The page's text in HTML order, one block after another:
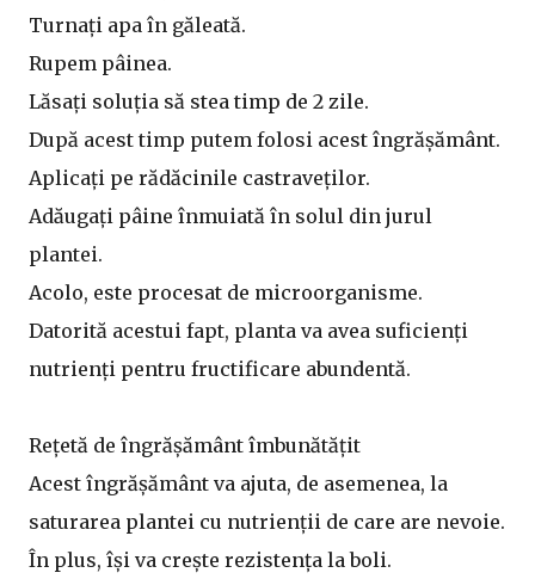
Turnați apa în găleată.
Rupem pâinea.
Lăsați soluția să stea timp de 2 zile.
După acest timp putem folosi acest îngrășământ.
Aplicați pe rădăcinile castraveților.
Adăugați pâine înmuiată în solul din jurul
plantei.
Acolo, este procesat de microorganisme.
Datorită acestui fapt, planta va avea suficienți
nutrienți pentru fructificare abundentă.
Rețetă de îngrășământ îmbunătățit
Acest îngrășământ va ajuta, de asemenea, la
saturarea plantei cu nutrienții de care are nevoie.
În plus, își va crește rezistența la boli.